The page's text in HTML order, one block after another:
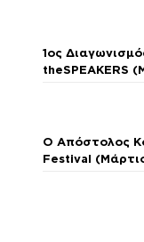
1ος
theSPEAKERS
Ο Απόστολος
Festival